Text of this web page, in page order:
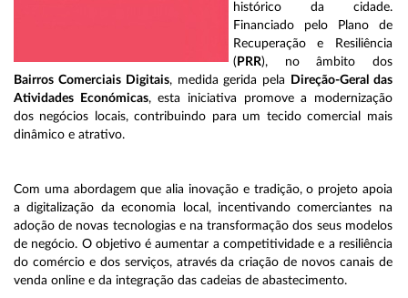
histórico da cidade.
Financiado pelo Plano de
Recuperação e Resiliência
( PRR), no âmbito dos
Bairros Comerciais Digitais, medida gerida pela
Direção-Geral das
Atividades Económicas, esta iniciativa promove a modernização
dos negócios locais, contribuindo para um tecido comercial mais
dinâmico e atrativo.
Com uma abordagem que alia inovação e tradição, o projeto apoia
a digitalização da economia local, incentivando comerciantes na
adoção de novas tecnologias e na transformação dos seus modelos
de negócio. O objetivo é aumentar a competitividade e a resiliência
do comércio e dos serviços, através da criação de novos canais de
venda online e da integração das cadeias de abastecimento.